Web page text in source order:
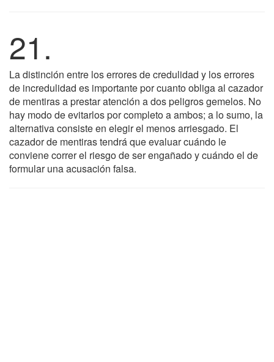
21.
La distinción entre los errores de credulidad y los errores
de incredulidad es importante por cuanto obliga al cazador
de mentiras a prestar atención a dos peligros gemelos. No
hay modo de evitarlos por completo a ambos; a lo sumo, la
alternativa consiste en elegir el menos arriesgado. El
cazador de mentiras tendrá que evaluar cuándo le
conviene correr el riesgo de ser engañado y cuándo el de
formular una acusación falsa.